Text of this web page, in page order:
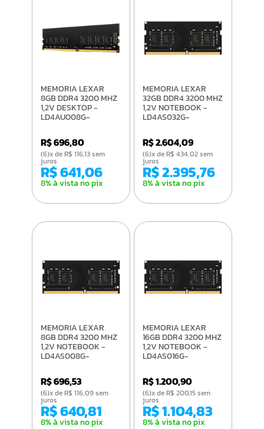
MEMORIA LEXAR
8GB DDR4 3200 MHZ
1,2V DESKTOP -
LD4AU008G-
R$ 696,80
R$ 641,06
8% à vista no pix
(6)x de R$ 116,13 sem
juros
MEMORIA LEXAR
32GB DDR4 3200 MHZ
1,2V NOTEBOOK -
LD4AS032G-
R$ 2.604,09
R$ 2.395,76
8% à vista no pix
(6)x de R$ 434,02 sem
juros
MEMORIA LEXAR
8GB DDR4 3200 MHZ
1,2V NOTEBOOK -
LD4AS008G-
R$ 696,53
R$ 640,81
8% à vista no pix
(6)x de R$ 116,09 sem
juros
MEMORIA LEXAR
16GB DDR4 3200 MHZ
1,2V NOTEBOOK -
LD4AS016G-
R$ 1.200,90
R$ 1.104,83
8% à vista no pix
(6)x de R$ 200,15 sem
juros